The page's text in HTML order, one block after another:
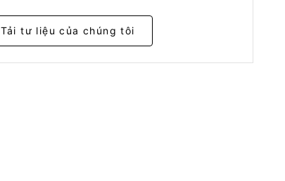
Tải tư liệu của chúng tôi